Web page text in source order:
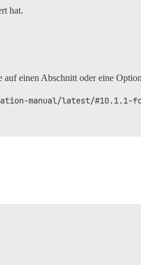
hat.
einen Abschnitt oder eine
manual/latest/#10.1.1-